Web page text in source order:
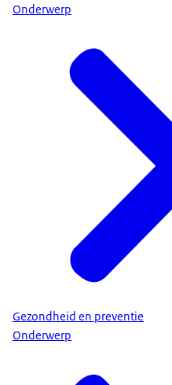
Onderwerp
Gezondheid en preventie
Onderwerp